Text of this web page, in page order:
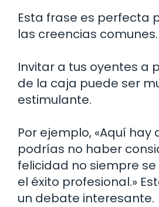
Esta frase es perfecta
las creencias comunes.
Invitar a tus oyentes a
de la caja puede ser
estimulante.
Por ejemplo, «Aquí hay
podrías no haber
felicidad no siempre
el éxito profesional.»
un debate interesante.